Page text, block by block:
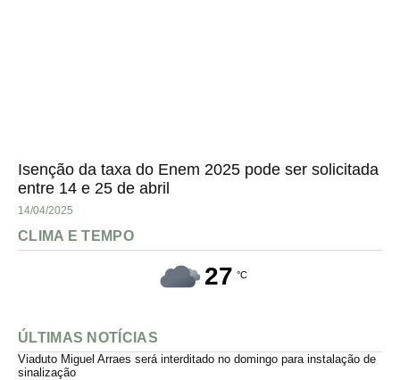
Isenção da taxa do Enem 2025 pode ser solicitada
entre 14 e 25 de abril
14/04/2025
CLIMA E TEMPO
27 °C
ÚLTIMAS NOTÍCIAS
Viaduto Miguel Arraes será interditado no domingo para instalação de
sinalização